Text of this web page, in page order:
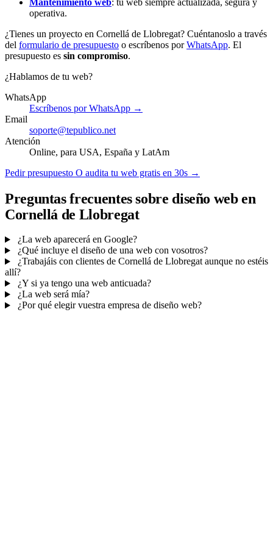
operativa.
¿Tienes un proyecto en Cornellá de Llobregat? Cuéntanoslo a través
del formulario de presupuesto o escríbenos porWhatsApp. El
presupuesto es sin compromiso.
¿Hablamos de tu web?
WhatsApp
Escríbenos por WhatsApp →
Email
soporte@tepublico.net
Atención
Online, para USA, España y LatAm
Pedir presupuesto O audita tu web gratis en 30s →
Preguntas frecuentes sobre diseño web en
Cornellá de Llobregat
¿La web aparecerá en Google?
¿Qué incluye el diseño de una web con vosotros?
¿Trabajáis con clientes de Cornellá de Llobregat aunque no estéis
allí?
¿Y si ya tengo una web anticuada?
¿La web será mía?
¿Por qué elegir vuestra empresa de diseño web?